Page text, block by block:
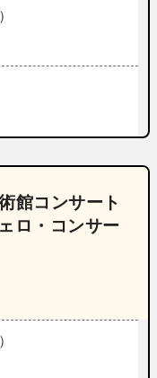
館コンサート
ロ・コンサー